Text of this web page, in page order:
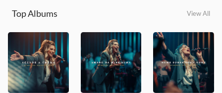
Top Albums View All